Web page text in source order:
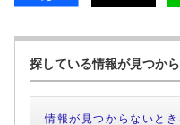
探している情報が見つか
情報が見つからないとき